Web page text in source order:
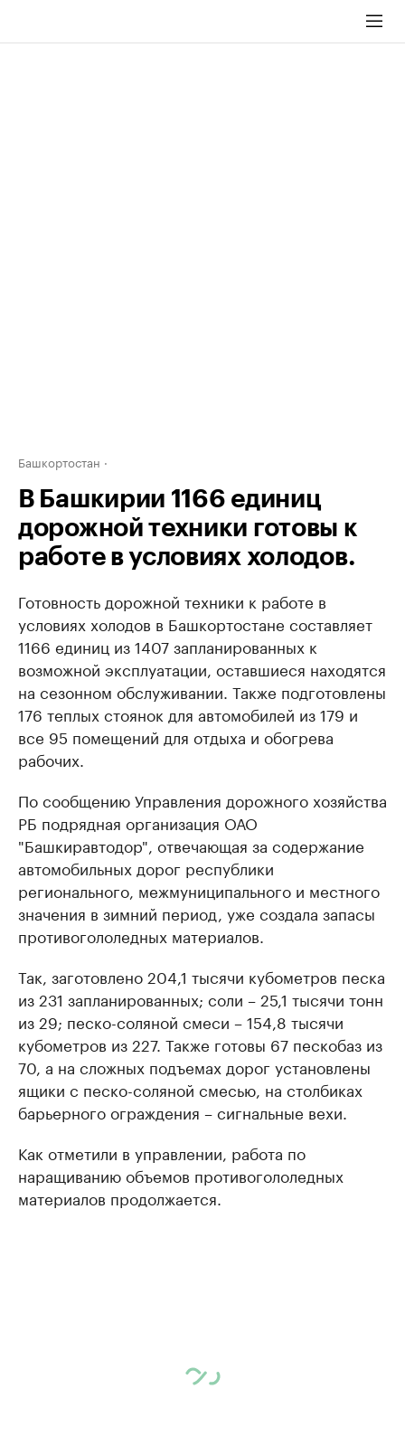
Башкортостан
В Башкирии 1166 единиц
дорожной техники готовы к
работе в условиях холодов.
Готовность дорожной техники к работе в
условиях холодов в Башкортостане составляет
1166 единиц из 1407 запланированных к
возможной эксплуатации, оставшиеся находятся
на сезонном обслуживании. Также подготовлены
176 теплых стоянок для автомобилей из 179 и
все 95 помещений для отдыха и обогрева
рабочих.
По сообщению Управления дорожного хозяйства
РБ подрядная организация ОАО
"Башкиравтодор", отвечающая за содержание
автомобильных дорог республики
регионального, межмуниципального и местного
значения в зимний период, уже создала запасы
противогололедных материалов.
Так, заготовлено 204,1 тысячи кубометров песка
из 231 запланированных; соли – 25,1 тысячи тонн
из 29; песко-соляной смеси – 154,8 тысячи
кубометров из 227. Также готовы 67 пескобаз из
70, а на сложных подъемах дорог установлены
ящики с песко-соляной смесью, на столбиках
барьерного ограждения – сигнальные вехи.
Как отметили в управлении, работа по
наращиванию объемов противогололедных
материалов продолжается.